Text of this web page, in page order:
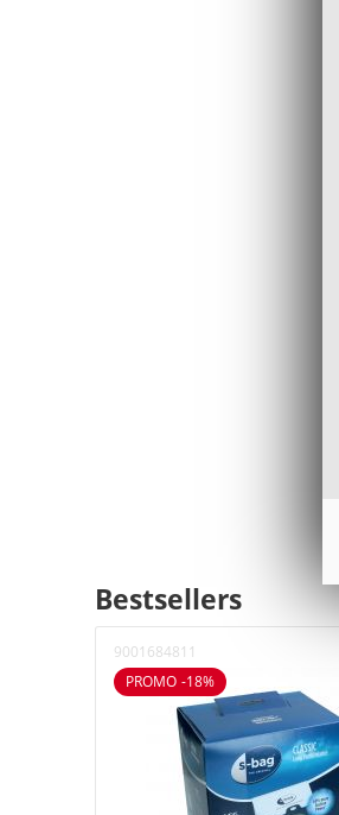
Bestsellers
9001684811
PROMO -18%